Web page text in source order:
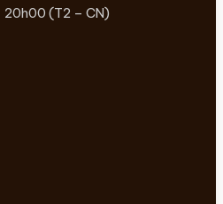
20h00 (T2 – CN)